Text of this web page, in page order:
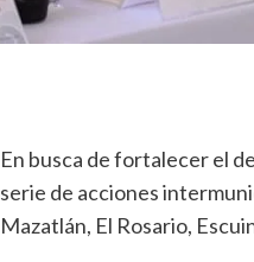
En busca de fortalecer el
serie de acciones
Mazatlán, El Rosario,